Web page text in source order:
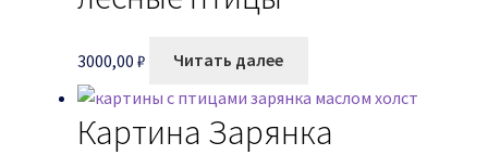
3000,00 ₽ Читать далее
Картина Зарянка